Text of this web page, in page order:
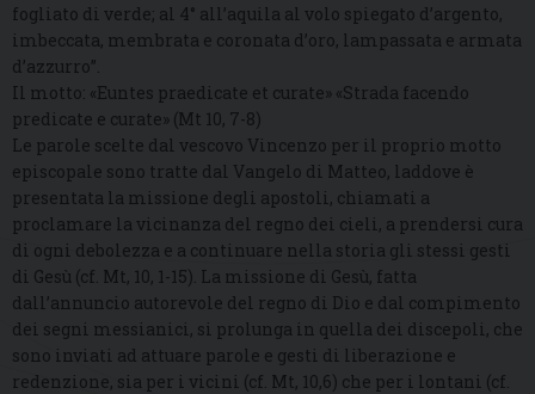
fogliato di verde; al 4° all’aquila al volo spiegato d’argento,
imbeccata, membrata e coronata d’oro, lampassata e armata
d’azzurro”.
Il motto: «Euntes praedicate et curate» «Strada facendo
predicate e curate» (Mt 10, 7-8)
Le parole scelte dal vescovo Vincenzo per il proprio motto
episcopale sono tratte dal Vangelo di Matteo, laddove è
presentata la missione degli apostoli, chiamati a
proclamare la vicinanza del regno dei cieli, a prendersi cura
di ogni debolezza e a continuare nella storia gli stessi gesti
di Gesù (cf. Mt, 10, 1-15). La missione di Gesù, fatta
dall’annuncio autorevole del regno di Dio e dal compimento
dei segni messianici, si prolunga in quella dei discepoli, che
sono inviati ad attuare parole e gesti di liberazione e
redenzione, sia per i vicini (cf. Mt, 10,6) che per i lontani (cf.